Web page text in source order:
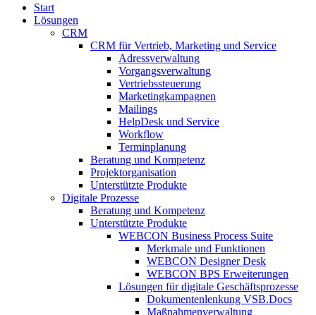
Start
Lösungen
CRM
CRM für Vertrieb, Marketing und Service
Adressverwaltung
Vorgangsverwaltung
Vertriebssteuerung
Marketingkampagnen
Mailings
HelpDesk und Service
Workflow
Terminplanung
Beratung und Kompetenz
Projektorganisation
Unterstützte Produkte
Digitale Prozesse
Beratung und Kompetenz
Unterstützte Produkte
WEBCON Business Process Suite
Merkmale und Funktionen
WEBCON Designer Desk
WEBCON BPS Erweiterungen
Lösungen für digitale Geschäftsprozesse
Dokumentenlenkung VSB.Docs
Maßnahmenverwaltung